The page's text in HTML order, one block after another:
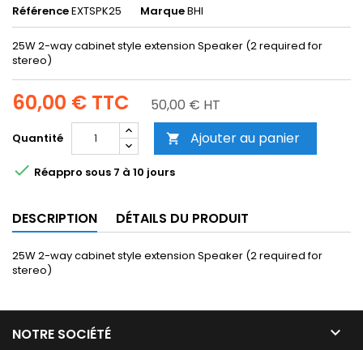
RéférenceEXTSPK25 MarqueBHI
25W 2-way cabinet style extension Speaker (2 required for
stereo)
60,00 € TTC 50,00 € HT
Quantité  Ajouter au panier
 Réappro sous 7 à 10 jours
DESCRIPTION DÉTAILS DU PRODUIT
25W 2-way cabinet style extension Speaker (2 required for
stereo)
NOTRE SOCIÉTÉ 